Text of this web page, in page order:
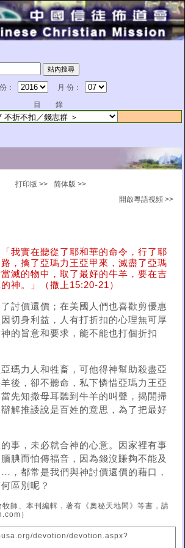
：
月 份：
目 錄
打印版 >>
简体版 >>
開啟粵語視頻 >>
我實在聽從了耶和華的命令，行了耶
，擒了亞瑪力王亞甲來，滅盡了亞瑪
滅的物中，取了最好的牛羊，要在吉
神。」（撒上15:20-21）
討價還價；在美國人們也喜歡剪優惠
切身利益，人有打折扣的心理無可厚
的旨意和要求，能不能也打個折扣
瑪力人和牲畜，可他得神幫助殺盡亞
後，卻不聽命，私下憐惜亞瑪力王亞
先知撒母耳聽到牛羊的叫聲，揭開掃
解推諉說是百姓的意思，為了把最好
事，未必就合神的心意。因家裡有事
腆而怕傳福音，因為錢沒賺夠不能及
，都常是我們與神討價還價的藉口，
區別呢？
牧師、本刊編輯，著有《奧秘天地間》等書，請
）
devotion/devotion.aspx?